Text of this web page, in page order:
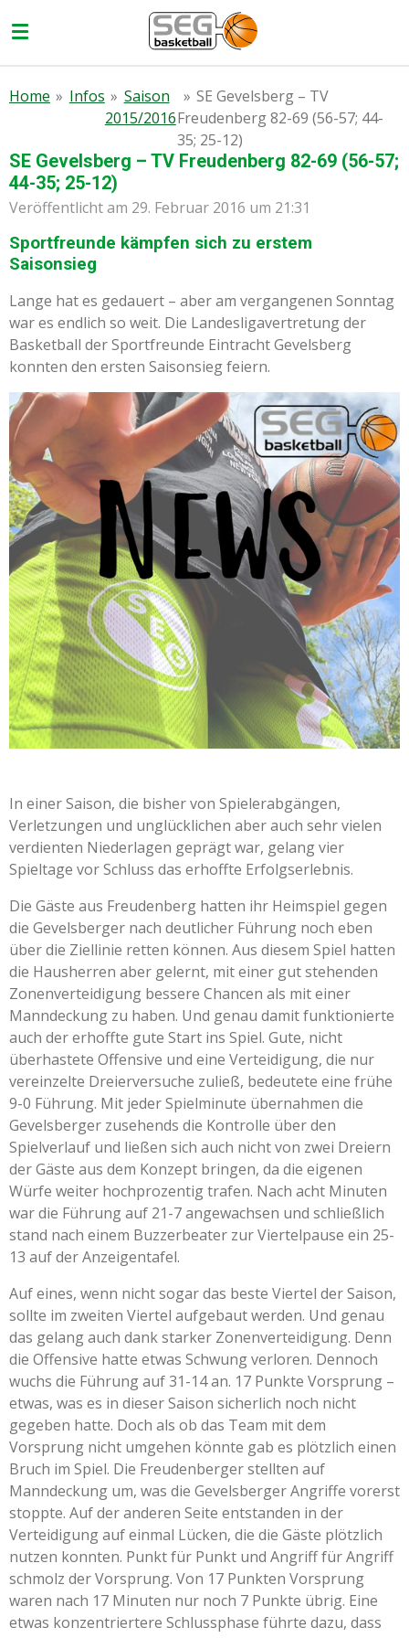
Hauptinhalt
Home » Infos » Saison
2015/2016
» SE Gevelsberg – TV
Freudenberg 82-69 (56-57; 44-
35; 25-12)
SE Gevelsberg – TV Freudenberg 82-69 (56-57;
44-35; 25-12)
Veröffentlicht am 29. Februar 2016 um 21:31
Sportfreunde kämpfen sich zu erstem
Saisonsieg
Lange hat es gedauert – aber am vergangenen Sonntag
war es endlich so weit. Die Landesligavertretung der
Basketball der Sportfreunde Eintracht Gevelsberg
konnten den ersten Saisonsieg feiern.
In einer Saison, die bisher von Spielerabgängen,
Verletzungen und unglücklichen aber auch sehr vielen
verdienten Niederlagen geprägt war, gelang vier
Spieltage vor Schluss das erhoffte Erfolgserlebnis.
Die Gäste aus Freudenberg hatten ihr Heimspiel gegen
die Gevelsberger nach deutlicher Führung noch eben
über die Ziellinie retten können. Aus diesem Spiel hatten
die Hausherren aber gelernt, mit einer gut stehenden
Zonenverteidigung bessere Chancen als mit einer
Manndeckung zu haben. Und genau damit funktionierte
auch der erhoffte gute Start ins Spiel. Gute, nicht
überhastete Offensive und eine Verteidigung, die nur
vereinzelte Dreierversuche zuließ, bedeutete eine frühe
9-0 Führung. Mit jeder Spielminute übernahmen die
Gevelsberger zusehends die Kontrolle über den
Spielverlauf und ließen sich auch nicht von zwei Dreiern
der Gäste aus dem Konzept bringen, da die eigenen
Würfe weiter hochprozentig trafen. Nach acht Minuten
war die Führung auf 21-7 angewachsen und schließlich
stand nach einem Buzzerbeater zur Viertelpause ein 25-
13 auf der Anzeigentafel.
Auf eines, wenn nicht sogar das beste Viertel der Saison,
sollte im zweiten Viertel aufgebaut werden. Und genau
das gelang auch dank starker Zonenverteidigung. Denn
die Offensive hatte etwas Schwung verloren. Dennoch
wuchs die Führung auf 31-14 an. 17 Punkte Vorsprung –
etwas, was es in dieser Saison sicherlich noch nicht
gegeben hatte. Doch als ob das Team mit dem
Vorsprung nicht umgehen könnte gab es plötzlich einen
Bruch im Spiel. Die Freudenberger stellten auf
Manndeckung um, was die Gevelsberger Angriffe vorerst
stoppte. Auf der anderen Seite entstanden in der
Verteidigung auf einmal Lücken, die die Gäste plötzlich
nutzen konnten. Punkt für Punkt und Angriff für Angriff
schmolz der Vorsprung. Von 17 Punkten Vorsprung
waren nach 17 Minuten nur noch 7 Punkte übrig. Eine
etwas konzentriertere Schlussphase führte dazu, dass